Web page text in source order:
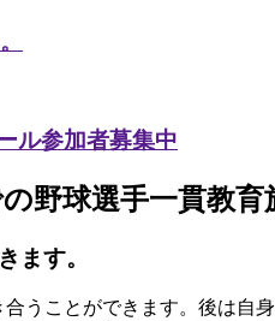
ル参加者募集中
野球選手一貫教育
ます。
うことができます。後は自身